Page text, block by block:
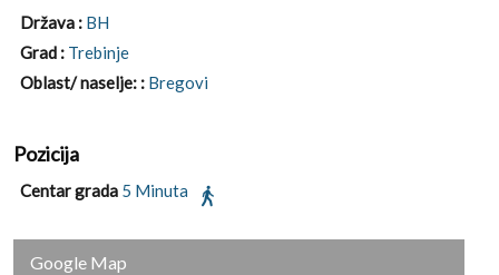
Država : BH
Grad : Trebinje
Oblast/ naselje: : Bregovi
Pozicija
Centar grada 5 Minuta
Google Map